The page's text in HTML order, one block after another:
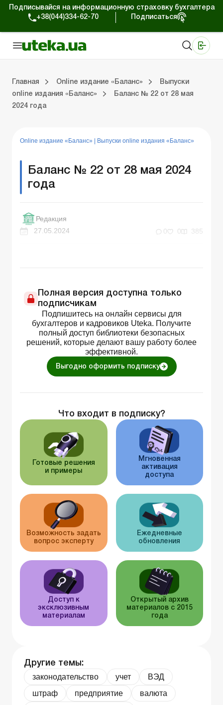
Подписывайся на информационную страховку бухгалтера
+38(044)334-62-70
Подписаться
Главная Online издание «Баланс»
Выпуски
online издания «Баланс»
Баланс № 22 от 28 мая
2024 года
Online издание «Баланс» Выпуски online издания «Баланс»
Баланс № 22 от 28 мая 2024
года
Редакция
27.05.2024
0 0 385
Полная версия доступна только
подписчикам
Подпишитесь на онлайн сервисы для
бухгалтеров и кадровиков Uteka. Получите
полный доступ библиотеки безопасных
решений, которые делают вашу работу более
эффективной.
Выгодно оформить подписку
Что входит в подписку?
Готовые решения
и примеры
Мгновенная
активация
доступа
Возможность задать
вопрос эксперту
Ежедневные
обновления
Доступ к
эксклюзивным
материалам
Открытый архив
материалов с 2015
года
Другие темы:
законодательство учет
ВЭД
штраф
предприятие
валюта